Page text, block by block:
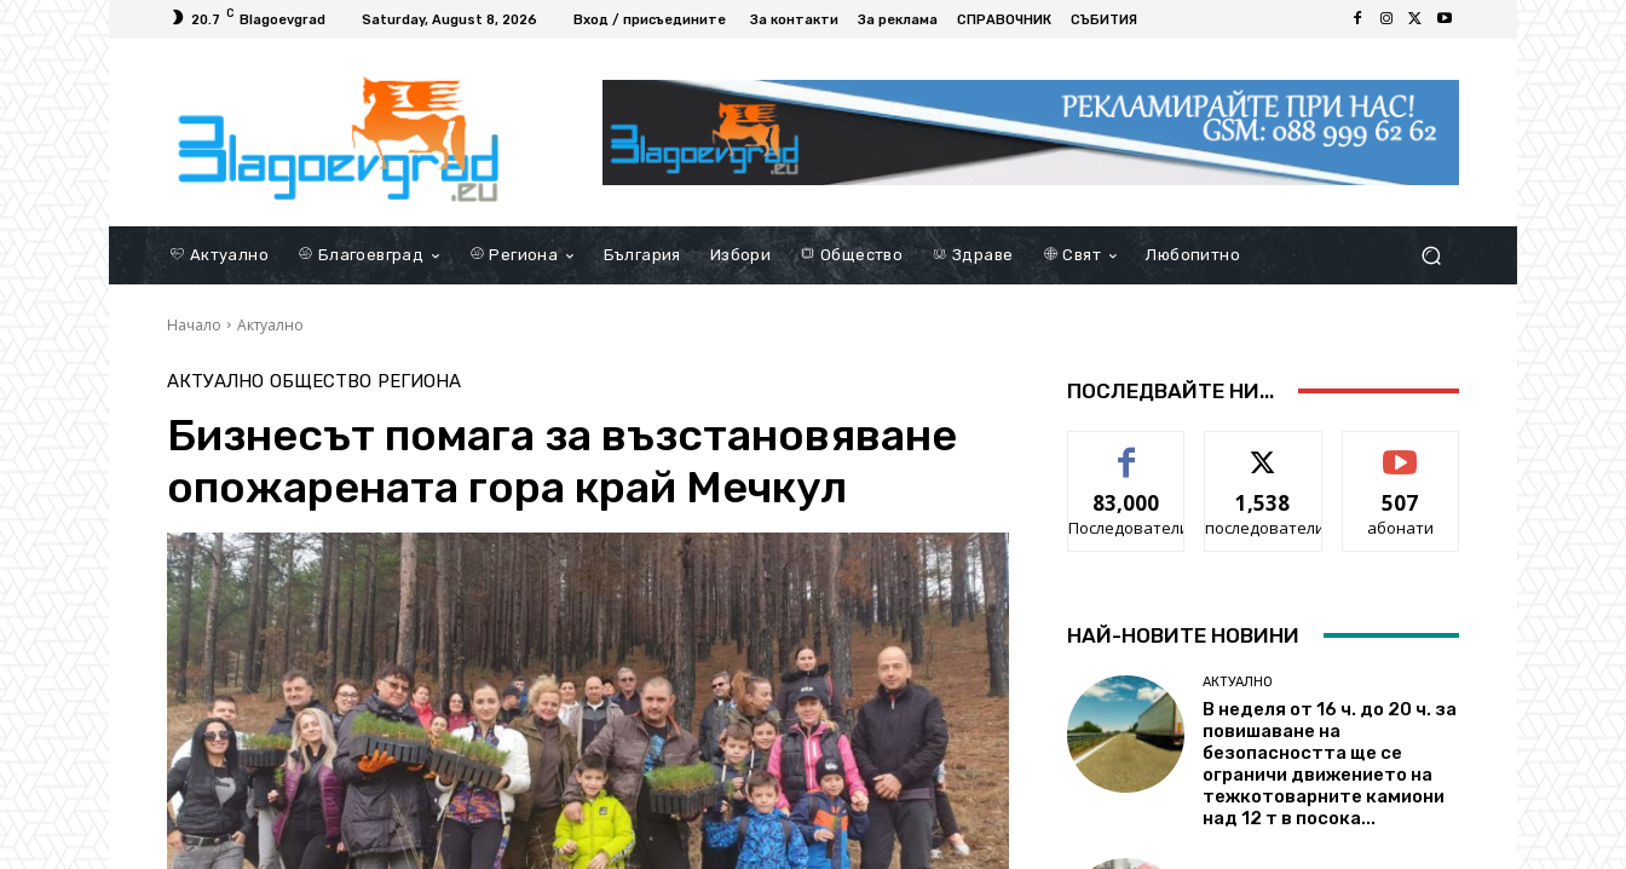
20.7 C Blagoevgrad Saturday, August 8, 2026 Вход / присъедините За контакти За реклама СПРАВОЧНИК СЪБИТИЯ
Актуално Благоевград Региона България Избори Общество Здраве Свят Любопитно
Начало Актуално
АКТУАЛНО ОБЩЕСТВО РЕГИОНА
Бизнесът помага за възстановяване
опожарената гора край Мечкул
ПОСЛЕДВАЙТЕ НИ...
83,000
Последователи
1,538
последователи
507
абонати
НАЙ-НОВИТЕ НОВИНИ
АКТУАЛНО
В неделя от 16 ч. до 20 ч. за
повишаване на
безопасността ще се
ограничи движението на
тежкотоварните камиони
над 12 т в посока...